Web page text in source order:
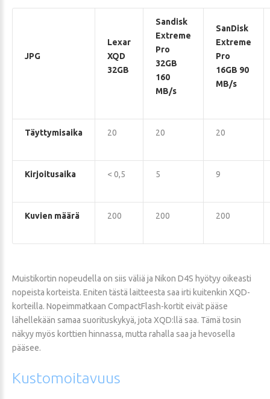
JPG
Lexar
XQD
32GB
Sandisk
Extreme
Pro
32GB
160
MB/s
SanDisk
Extreme
Pro
16GB 90
MB/s
Täyttymisaika 20 20 20
Kirjoitusaika < 0,5 5 9
Kuvien määrä 200 200 200
Muistikortin nopeudella on siis väliä ja Nikon D4S hyötyy oikeasti
nopeista korteista. Eniten tästä laitteesta saa irti kuitenkin XQD-
korteilla. Nopeimmatkaan CompactFlash-kortit eivät pääse
lähellekään samaa suorituskykyä, jota XQD:llä saa. Tämä tosin
näkyy myös korttien hinnassa, mutta rahalla saa ja hevosella
pääsee.
Kustomoitavuus